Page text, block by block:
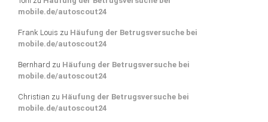
mobile.de/autoscout24
Frank Louis zu Häufung der Betrugsversuche bei
mobile.de/autoscout24
Bernhard zu Häufung der Betrugsversuche bei
mobile.de/autoscout24
Christian zu Häufung der Betrugsversuche bei
mobile.de/autoscout24